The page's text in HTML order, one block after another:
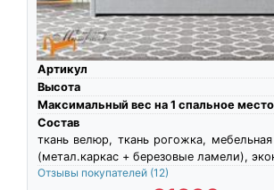
Артикул
Высота
Максимальный вес на 1 спальное место
Состав
ткань велюр, ткань рогожка,
(метал.каркас + березовые ламели),
Отзывы покупателей (12)